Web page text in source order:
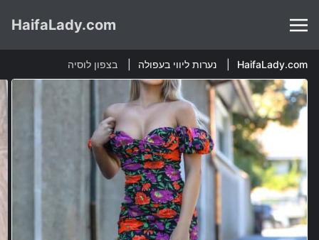
HaifaLady.com
HaifaLady.com נערות ליווי בעפולה בצפון לוסיה